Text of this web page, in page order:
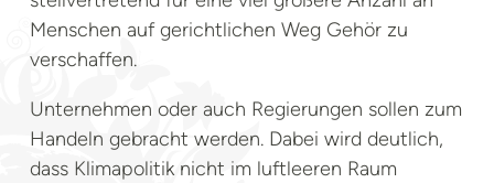
Menschen auf gerichtlichen Weg Gehör zu
verschaffen.
Unternehmen oder auch Regierungen sollen zum
Handeln gebracht werden. Dabei wird deutlich,
dass Klimapolitik nicht im luftleeren Raum